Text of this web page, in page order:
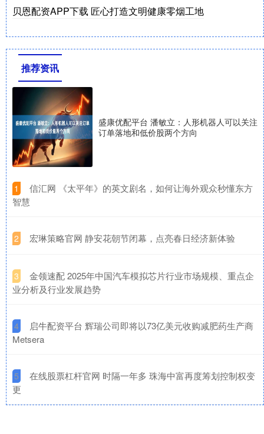
贝恩配资APP下载 匠心打造文明健康零烟工地
推荐资讯
盛康优配平台 潘敏立：人形机器人可以关注
订单落地和低价股两个方向
1
​信汇网 《太平年》的英文剧名，如何让海外观众秒懂东方
智慧
2 ​宏琳策略官网 静安花朝节闭幕，点亮春日经济新体验
3
​金领速配 2025年中国汽车模拟芯片行业市场规模、重点企
业分析及行业发展趋势
4
​启牛配资平台 辉瑞公司即将以73亿美元收购减肥药生产商
Metsera
5
​在线股票杠杆官网 时隔一年多 珠海中富再度筹划控制权变
更